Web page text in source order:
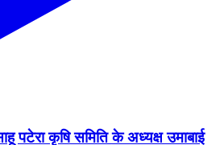
पटेरा कृषि समिति के अध्यक्ष उमाबाई